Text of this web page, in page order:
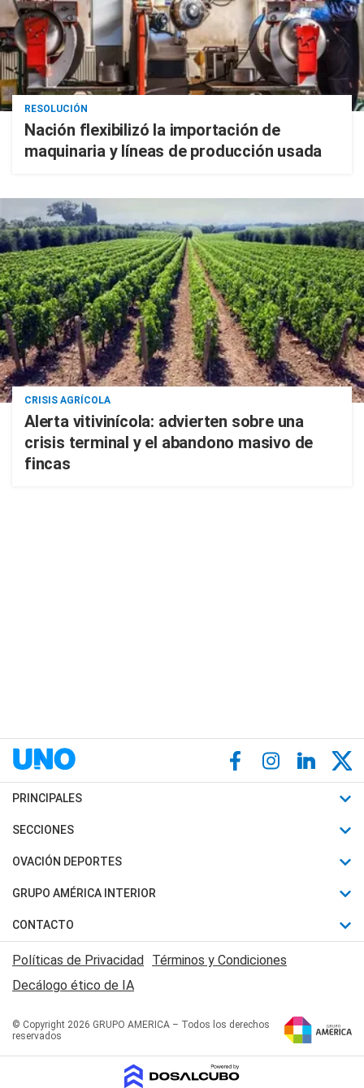
RESOLUCIÓN
Nación flexibilizó la importación de
maquinaria y líneas de producción usada
CRISIS AGRÍCOLA
Alerta vitivinícola: advierten sobre una
crisis terminal y el abandono masivo de
fincas
PRINCIPALES
Últimas Noticias
Política
Judiciales
Economia
SECCIONES
Horóscopo
Motores
Trucos caseros
Series y Películas
Edictos y Solicitadas
OVACIÓN DEPORTES
Fútbol
Mundial
Automovilismo
Rugby
Básquet
GRUPO AMÉRICA INTERIOR
Canal 7 en Vivo
San Juan 8
CONTACTO
Acerca de Nosotros
Contactanos
Políticas de Privacidad Términos y Condiciones
Decálogo ético de IA
© Copyright 2026 GRUPO AMERICA – Todos los derechos
reservados